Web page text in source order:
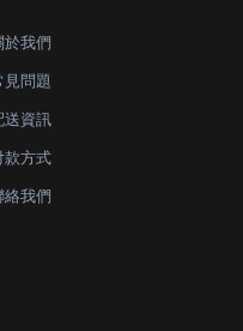
於我們
見問題
送資訊
款方式
絡我們